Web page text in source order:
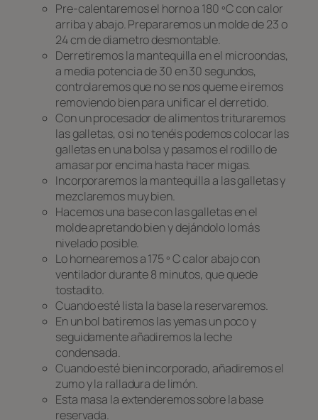
Pre-calentaremos el horno a 180 ºC con calor
arriba y abajo. Prepararemos un molde de 23 o
24 cm de diametro desmontable.
Derretiremos la mantequilla en el microondas,
a media potencia de 30 en 30 segundos,
controlaremos que no se nos queme e iremos
removiendo bien para unificar el derretido.
Con un procesador de alimentos trituraremos
las galletas, o si no tenéis podemos colocar las
galletas en una bolsa y pasamos el rodillo de
amasar por encima hasta hacer migas.
Incorporaremos la mantequilla a las galletas y
mezclaremos muy bien.
Hacemos una base con las galletas en el
molde apretando bien y dejándolo lo más
nivelado posible.
Lo hornearemos a 175 º C calor abajo con
ventilador durante 8 minutos, que quede
tostadito.
Cuando esté lista la base la reservaremos.
En un bol batiremos las yemas un poco y
seguidamente añadiremos la leche
condensada.
Cuando esté bien incorporado, añadiremos el
zumo y la ralladura de limón.
Esta masa la extenderemos sobre la base
reservada.